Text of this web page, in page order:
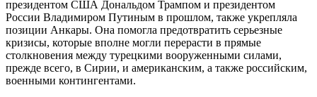
президентом США Дональдом Трампом и президентом
России Владимиром Путиным в прошлом, также укрепляла
позиции Анкары. Она помогла предотвратить серьезные
кризисы, которые вполне могли перерасти в прямые
столкновения между турецкими вооруженными силами,
прежде всего, в Сирии, и американским, а также российским,
военными контингентами.